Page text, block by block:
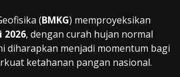
(BMKG) memproyeksikan
2026, dengan curah hujan normal
diharapkan menjadi momentum bagi
ketahanan pangan nasional.